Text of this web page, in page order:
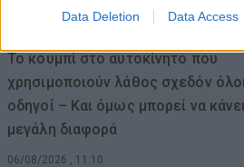
Data Deletion Data Access
06/08/2026 , 11:45
Το κουμπί στο αυτοκίνητο που
χρησιμοποιούν λάθος σχεδόν
οδηγοί – Και όμως μπορεί να κάνει
μεγάλη διαφορά
06/08/2026 , 11:10